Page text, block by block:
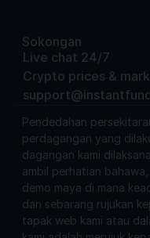
Sokongan
Live chat 24/7
Crypto prices &
Pendedahan
perdagangan yang
dagangan kami
ambil perhatian
demo maya di mana
dan sebarang rujukan
tapak web kami atau